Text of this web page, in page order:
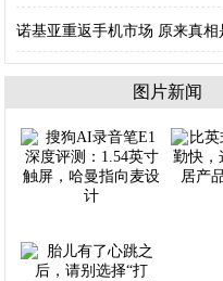
诺基亚重返手机市场 原来真相
图片新闻